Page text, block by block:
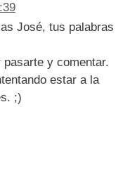
José, tus palabras
y comentar.
estar a la
;)